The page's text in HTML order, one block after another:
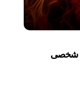
شخصی